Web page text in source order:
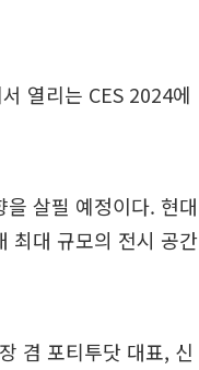
열리는 CES 2024에
살필 예정이다. 현대
최대 규모의 전시 공간
겸 포티투닷 대표, 신